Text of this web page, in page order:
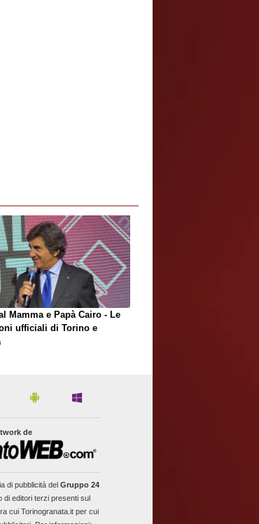
Mamma e Papà Cairo - Le
ufficiali di Torino e
de
di pubblicità del Gruppo 24
editori terzi presenti sul
cui Torinogranata.it per cui